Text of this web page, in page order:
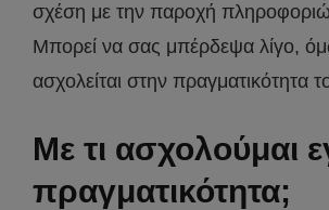
σχέση με την παροχή
Μπορεί να σας μπέρδεψα λίγο,
ασχολείται στην πραγματικότητα
Με τι ασχολούμαι
πραγματικότητα;